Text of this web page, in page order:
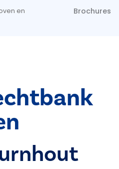
gaan
en
Brochures